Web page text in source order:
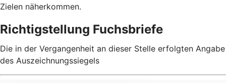
Zielen näherkommen.
Richtigstellung Fuchsbriefe
Die in der Vergangenheit an dieser Stelle erfolgten Angabe
des Auszeichnungssiegels